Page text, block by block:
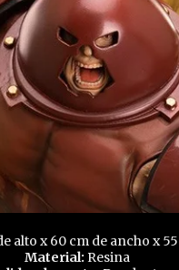
alto x 60 cm de ancho x
Material: Resina